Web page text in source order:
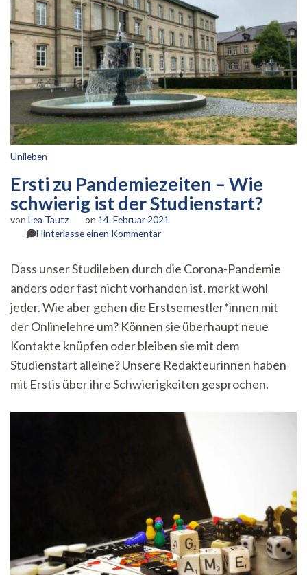
Unileben
Ersti zu Pandemiezeiten – Wie
schwierig ist der Studienstart?
von Lea Tautz on 14. Februar 2021
Hinterlasse einen Kommentarzu
Pandemiezeiten
–
Wie
schwierig
ist
der
Dass unser Studileben durch die Corona-Pandemie
anders oder fast nicht vorhanden ist, merkt wohl
jeder. Wie aber gehen die Erstsemestler*innen mit
der Onlinelehre um? Können sie überhaupt neue
Kontakte knüpfen oder bleiben sie mit dem
Studienstart alleine? Unsere Redakteurinnen haben
mit Erstis über ihre Schwierigkeiten gesprochen.